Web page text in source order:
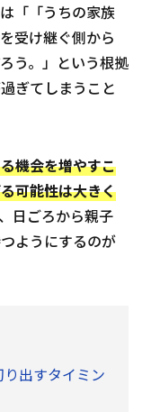
「「うちの家族
受け継ぐ側から
う。」という根拠
ぎてしまうこと
機会を増やすこ
可能性は大きく
日ごろから親子
ようにするのが
出すタイミン